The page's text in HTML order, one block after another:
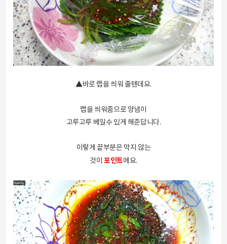
▲바로 랩을 씌워 줄텐데요.
랩을 씌워줌으로 양념이
고루고루 베일수 있게 해준답니다.
이렇게 끝부분은 막지 않는
것이포인트에요.